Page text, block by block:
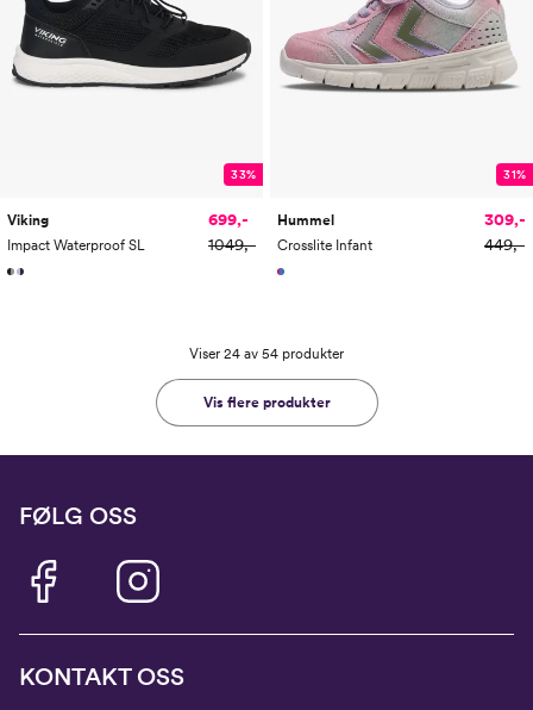
33%
Viking
Impact Waterproof SL
699,-
1049,-
31%
Hummel
Crosslite Infant
309,-
449,-
Viser 24 av 54 produkter
Vis flere produkter
FØLG OSS
KONTAKT OSS